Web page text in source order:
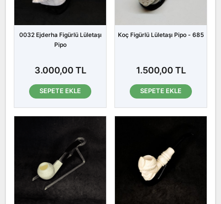
0032 Ejderha Figürlü Lületaşı
Pipo
3.000,00 TL
SEPETE EKLE
Koç Figürlü Lületaşı Pipo - 685
1.500,00 TL
SEPETE EKLE